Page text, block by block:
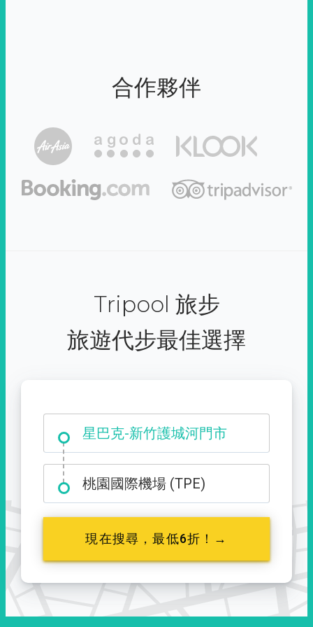
合作夥伴
Tripool 旅步
旅遊代步最佳選擇
星巴克-新竹護城河門市
大霸尖山登山口
桃園國際機場 (TPE)
現在搜尋，最低6折！→